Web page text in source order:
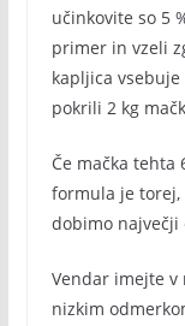
učinkovite so 5
primer in vzeli
kapljica vsebuje
pokrili 2 kg
Če mačka tehta
formula je torej,
dobimo največji
Vendar imejte v
nizkim